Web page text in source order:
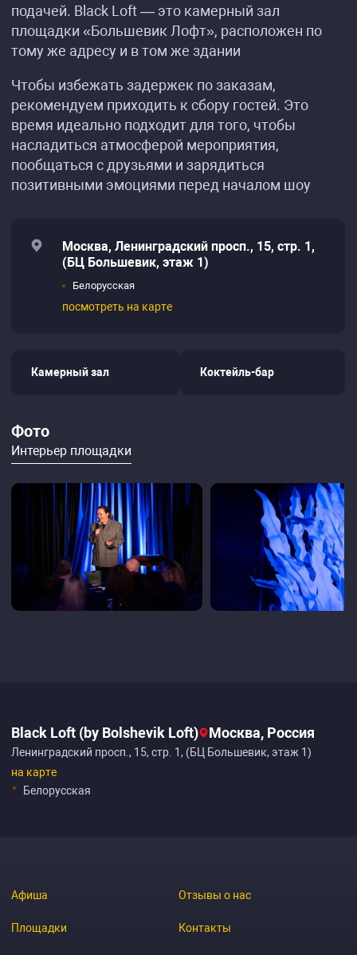
подачей. Black Loft — это камерный зал
площадки «Большевик Лофт», расположен по
тому же адресу и в том же здании
Чтобы избежать задержек по заказам,
рекомендуем приходить к сбору гостей. Это
время идеально подходит для того, чтобы
насладиться атмосферой мероприятия,
пообщаться с друзьями и зарядиться
позитивными эмоциями перед началом шоу
Москва, Ленинградский просп., 15, стр. 1,
(БЦ Большевик, этаж 1)
Белорусская
посмотреть на карте
Камерный зал Коктейль-бар
Фото
Интерьер площадки
Black Loft (by Bolshevik Loft) Москва, Россия
Ленинградский просп., 15, стр. 1, (БЦ Большевик, этаж 1)
на карте
Белорусская
Афиша
Площадки
Отзывы о нас
Контакты